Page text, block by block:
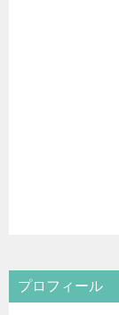
プロフィール